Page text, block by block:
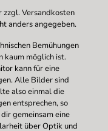
zzgl.Versandkosten
anders angegeben.
Bemühungen
kaum möglich ist.
kann für eine
Alle Bilder sind
also einmal die
entsprechen, so
gemeinsam eine
über Optik und